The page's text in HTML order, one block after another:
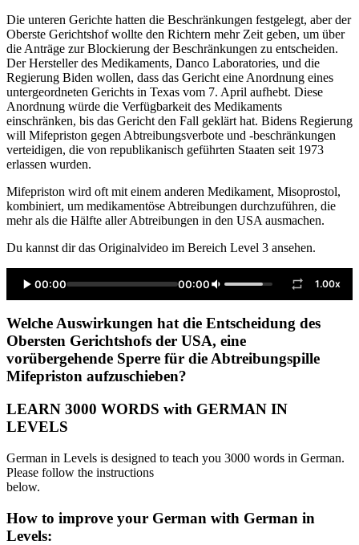
Die unteren Gerichte hatten die Beschränkungen festgelegt, aber der
Oberste Gerichtshof wollte den Richtern mehr Zeit geben, um über
die Anträge zur Blockierung der Beschränkungen zu entscheiden.
Der Hersteller des Medikaments, Danco Laboratories, und die
Regierung Biden wollen, dass das Gericht eine Anordnung eines
untergeordneten Gerichts in Texas vom 7. April aufhebt. Diese
Anordnung würde die Verfügbarkeit des Medikaments
einschränken, bis das Gericht den Fall geklärt hat. Bidens Regierung
will Mifepriston gegen Abtreibungsverbote und -beschränkungen
verteidigen, die von republikanisch geführten Staaten seit 1973
erlassen wurden.
Mifepriston wird oft mit einem anderen Medikament, Misoprostol,
kombiniert, um medikamentöse Abtreibungen durchzuführen, die
mehr als die Hälfte aller Abtreibungen in den USA ausmachen.
Du kannst dir das Originalvideo im Bereich Level 3 ansehen.
00:00 00:00 1.00x
Welche Auswirkungen hat die Entscheidung des
Obersten Gerichtshofs der USA, eine
vorübergehende Sperre für die Abtreibungspille
Mifepriston aufzuschieben?
LEARN 3000 WORDS with GERMAN IN
LEVELS
German in Levels is designed to teach you 3000 words in German.
Please follow the instructions
below.
How to improve your German with German in
Levels: